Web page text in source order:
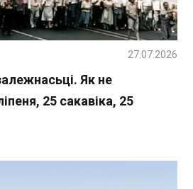
Як не
25 сакавіка, 25
27.07.2026